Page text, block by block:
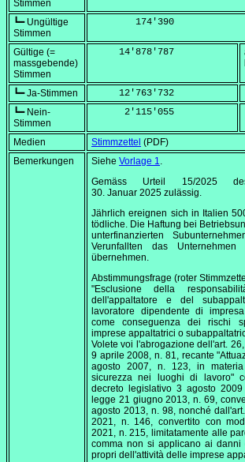
Stimmen
┗━ Ungültige
Stimmen
        174'390
Gültige (=
massgebende)
Stimmen
     14'878'787
┗━ Ja-Stimmen
     12'763'732
┗━ Nein-
Stimmen
      2'115'055
Medien Stimmzettel (PDF)
Bemerkungen
Siehe Vorlage 1.
Gemäss Urteil 15/2025
30. Januar 2025 zulässig.
Jährlich ereignen sich in Italien
tödliche. Die Haftung bei
unterfinanzierten
Verunfallten das
übernehmen.
Abstimmungsfrage (roter
"Esclusione della
dell'appaltatore e del
lavoratore dipendente di
come conseguenza dei rischi
imprese appaltatrici o
Volete voi l'abrogazione dell'art.
9 aprile 2008, n. 81, recante
agosto 2007, n. 123, in
sicurezza nei luoghi di lavoro"
decreto legislativo 3 agosto
legge 21 giugno 2013, n. 69,
agosto 2013, n. 98, nonché
2021, n. 146, convertito con
2021, n. 215, limitatamente alle
comma non si applicano ai
propri dell'attività delle imprese